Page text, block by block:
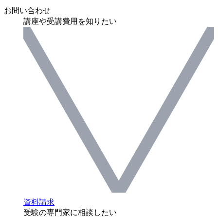
お問い合わせ
講座や受講費用を知りたい
資料請求
受験の専門家に相談したい